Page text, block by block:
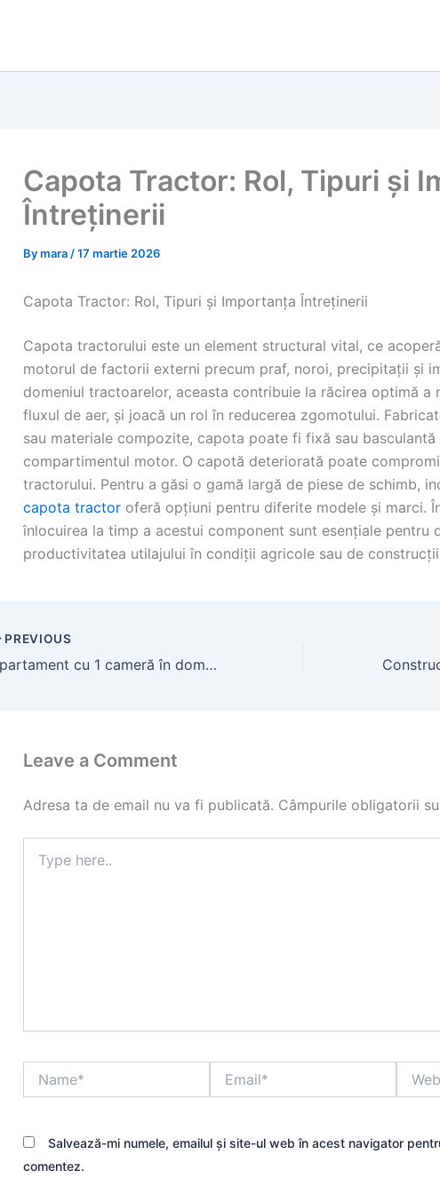
Capota Tractor: Rol, Tipuri și
Întreținerii
Bymara /17 martie 2026
Capota Tractor: Rol, Tipuri și Importanța Întreținerii
Capota tractorului este un element structural vital, ce
motorul de factorii externi precum praf, noroi, precipitații și
domeniul tractoarelor, aceasta contribuie la răcirea optimă a
fluxul de aer, și joacă un rol în reducerea zgomotului.
sau materiale compozite, capota poate fi fixă sau
compartimentul motor. O capotă deteriorată poate
tractorului. Pentru a găsi o gamă largă de piese de schimb,
capota tractor oferă opțiuni pentru diferite modele și marci.
înlocuirea la timp a acestui component sunt esențiale pentru
productivitatea utilajului în condiții agricole sau de
PREVIOUS
Apartament cu 1 cameră în domeniul apartamente studiouri
Leave a Comment
Adresa ta de email nu va fi publicată. Câmpurile obligatorii
here..
Salvează-mi numele, emailul și site-ul web în acest navigator
comentez.